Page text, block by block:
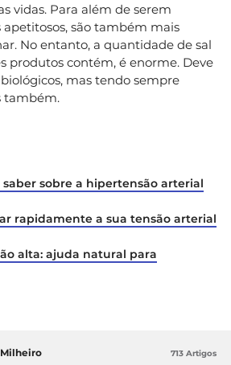
vidas. Para além de serem
são também mais
No entanto, a quantidade de sal
produtos contém, é enorme. Deve
mas tendo sempre
também.
sobre a hipertensão arterial
rapidamente a sua tensão arterial
alta: ajuda natural para
713 Artigos